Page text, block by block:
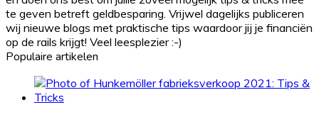
te geven betreft geldbesparing. Vrijwel dagelijks publiceren
wij nieuwe blogs met praktische tips waardoor jij je financiën
op de rails krijgt! Veel leesplezier :-)
Populaire artikelen